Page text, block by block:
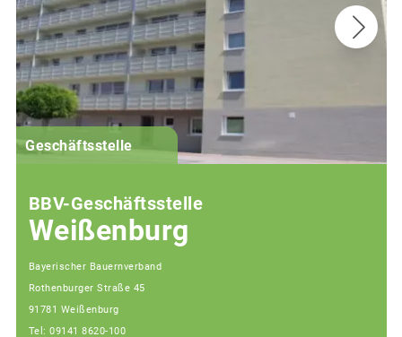
Geschäftsstelle
BBV-Geschäftsstelle
Weißenburg
Bayerischer Bauernverband
Rothenburger Straße 45
91781 Weißenburg
Tel: 09141 8620-100